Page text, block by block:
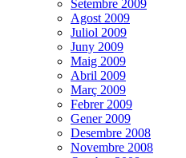
Setembre 2009
Agost 2009
Juliol 2009
Juny 2009
Maig 2009
Abril 2009
Març 2009
Febrer 2009
Gener 2009
Desembre 2008
Novembre 2008